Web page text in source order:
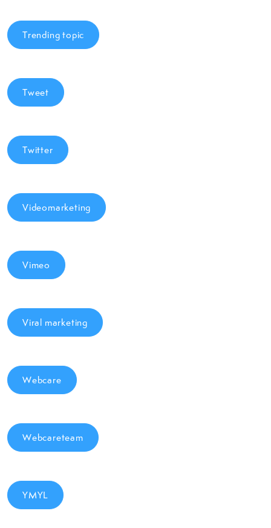
Trending topic
Tweet
Twitter
Videomarketing
Vimeo
Viral marketing
Webcare
Webcareteam
YMYL